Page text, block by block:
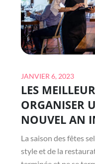
Posted
on
JANVIER 6, 2023
LES
ORGANISER
NOUVEL AN
La saison des fêtes
style et de la